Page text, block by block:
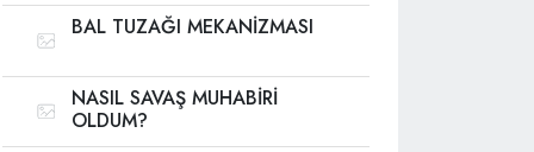
BAL TUZAĞI MEKANİZMASI
NASIL SAVAŞ MUHABİRİ
OLDUM?